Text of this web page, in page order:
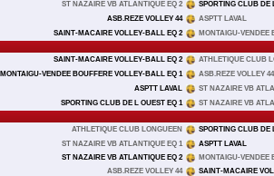
ST NAZAIRE VB ATLANTIQUE EQ 2
SPORTING CLUB DE
ASB.REZE VOLLEY 44
ASPTT LAVAL
SAINT-MACAIRE VOLLEY-BALL EQ 2
MONTAIGU-VENDEE
SAINT-MACAIRE VOLLEY-BALL EQ 2
ATHLETIQUE CLUB
MONTAIGU-VENDEE BOUFFERE VOLLEY-BALL EQ 1
ASB.REZE VOLLEY 44
ASPTT LAVAL
ST NAZAIRE VB
SPORTING CLUB DE L OUEST EQ 1
ST NAZAIRE VB
ATHLETIQUE CLUB LONGUEEN
SPORTING CLUB DE
ST NAZAIRE VB ATLANTIQUE EQ 1
ASPTT LAVAL
ST NAZAIRE VB ATLANTIQUE EQ 2
MONTAIGU-VENDEE
ASB.REZE VOLLEY 44
SAINT-MACAIRE